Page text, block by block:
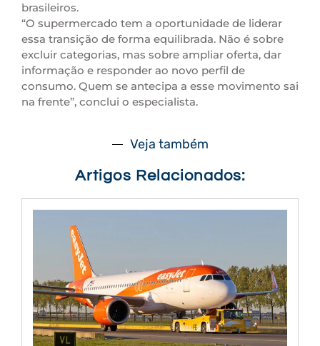
brasileiros.
“O supermercado tem a oportunidade de liderar
essa transição de forma equilibrada. Não é sobre
excluir categorias, mas sobre ampliar oferta, dar
informação e responder ao novo perfil de
consumo. Quem se antecipa a esse movimento sai
na frente”, conclui o especialista.
Veja também
Artigos Relacionados: